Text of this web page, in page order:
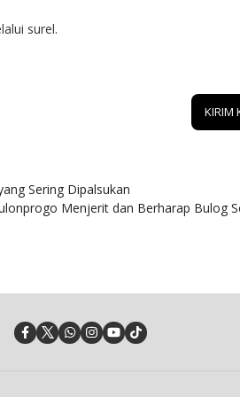
surel.
Sering Dipalsukan
Menjerit dan Berharap Bulog